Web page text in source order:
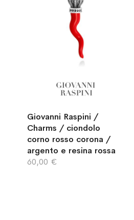
Giovanni Raspini /
Charms / ciondolo
corno rosso corona /
argento e resina rossa
60,00 €